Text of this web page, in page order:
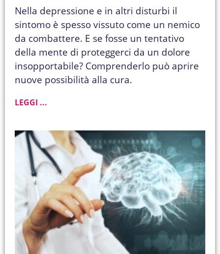
Nella depressione e in altri disturbi il
sintomo è spesso vissuto come un nemico
da combattere. E se fosse un tentativo
della mente di proteggerci da un dolore
insopportabile? Comprenderlo può aprire
nuove possibilità alla cura.
LEGGI ...